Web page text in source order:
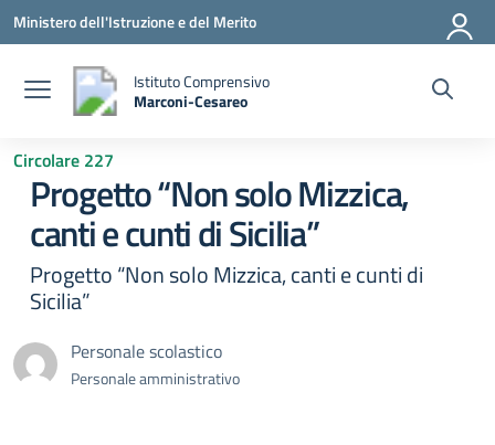
Vai ai contenuti
Vai al menu di navigazione
Vai al footer
Ministero dell'Istruzione e del Merito
Istituto Comprensivo
Marconi-Cesareo
Circolare 227
Progetto “Non solo Mizzica,
canti e cunti di Sicilia”
Progetto “Non solo Mizzica, canti e cunti di
Sicilia”
Personale scolastico
Personale amministrativo